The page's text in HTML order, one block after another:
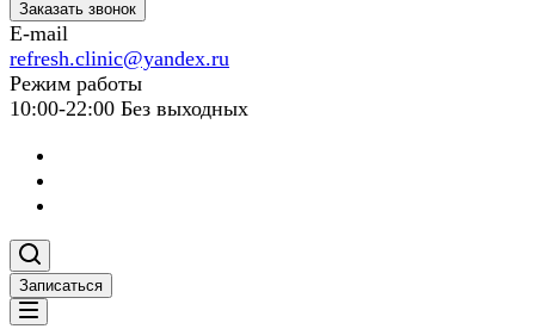
Заказать звонок
E-mail
refresh.clinic@yandex.ru
Режим работы
10:00-22:00 Без выходных
Записаться